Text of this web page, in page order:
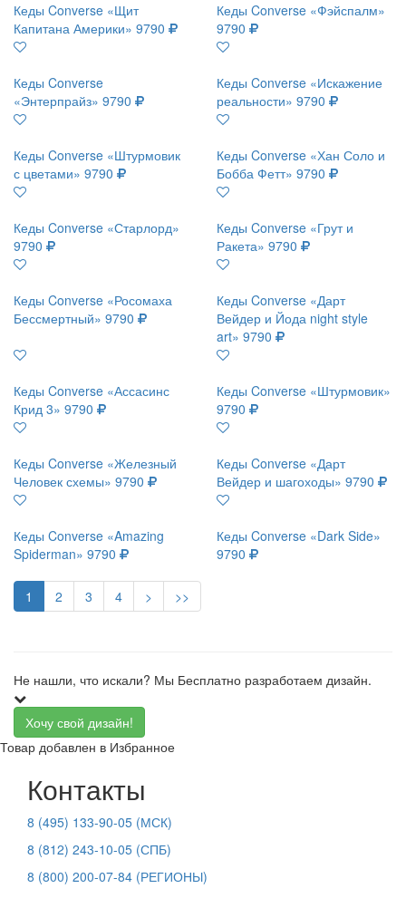
Кеды Converse «Щит
Капитана Америки» 9790
Кеды Converse «Фэйспалм»
9790
Кеды Converse
«Энтерпрайз» 9790
Кеды Converse «Искажение
реальности» 9790
Кеды Converse «Штурмовик
с цветами» 9790
Кеды Converse «Хан Соло и
Бобба Фетт» 9790
Кеды Converse «Старлорд»
9790
Кеды Converse «Грут и
Ракета» 9790
Кеды Converse «Росомаха
Бессмертный» 9790
Кеды Converse «Дарт
Вейдер и Йода night style
art» 9790
Кеды Converse «Ассасинс
Крид 3» 9790
Кеды Converse «Штурмовик»
9790
Кеды Converse «Железный
Человек схемы» 9790
Кеды Converse «Дарт
Вейдер и шагоходы» 9790
Кеды Converse «Amazing
Spiderman» 9790
Кеды Converse «Dark Side»
9790
1 2 3 4 > >>
Не нашли, что искали? Мы Бесплатно разработаем дизайн.
Хочу свой дизайн!
Товар добавлен в Избранное
Контакты
8 (495) 133-90-05 (МСК)
8 (812) 243-10-05 (СПБ)
8 (800) 200-07-84 (РЕГИОНЫ)